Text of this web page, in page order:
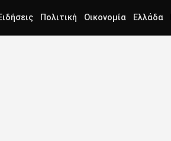
Πολιτική Οικονομία Ελλάδα